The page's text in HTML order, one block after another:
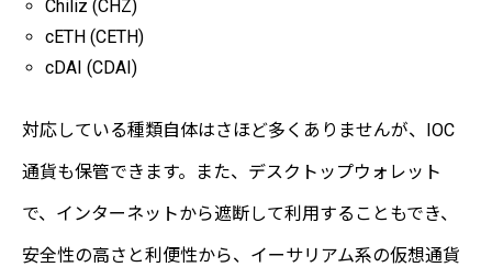
Chiliz (CHZ)
cETH (CETH)
cDAI (CDAI)
対応している種類自体はさほど多くありませんが、IOC
通貨も保管できます。また、デスクトップウォレット
で、インターネットから遮断して利用することもでき、
安全性の高さと利便性から、イーサリアム系の仮想通貨